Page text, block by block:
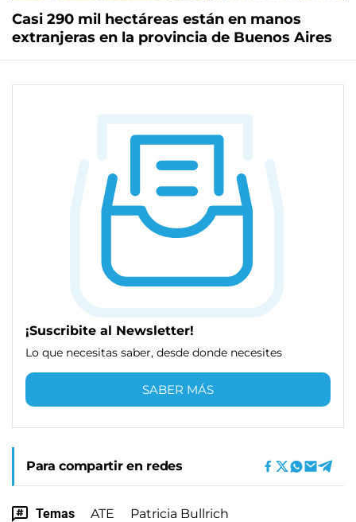
Casi 290 mil hectáreas están en manos
extranjeras en la provincia de Buenos Aires
¡Suscribite al Newsletter!
Lo que necesitas saber, desde donde necesites
SABER MÁS
Para compartir en redes
Temas ATE
Patricia Bullrich